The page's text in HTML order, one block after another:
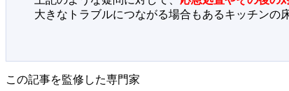
大きなトラブルにつながる場合もあるキッチンの
この記事を監修した専門家